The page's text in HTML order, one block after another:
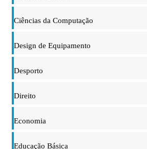
Ciências da Computação
Design de Equipamento
Desporto
Direito
Economia
Educação Básica